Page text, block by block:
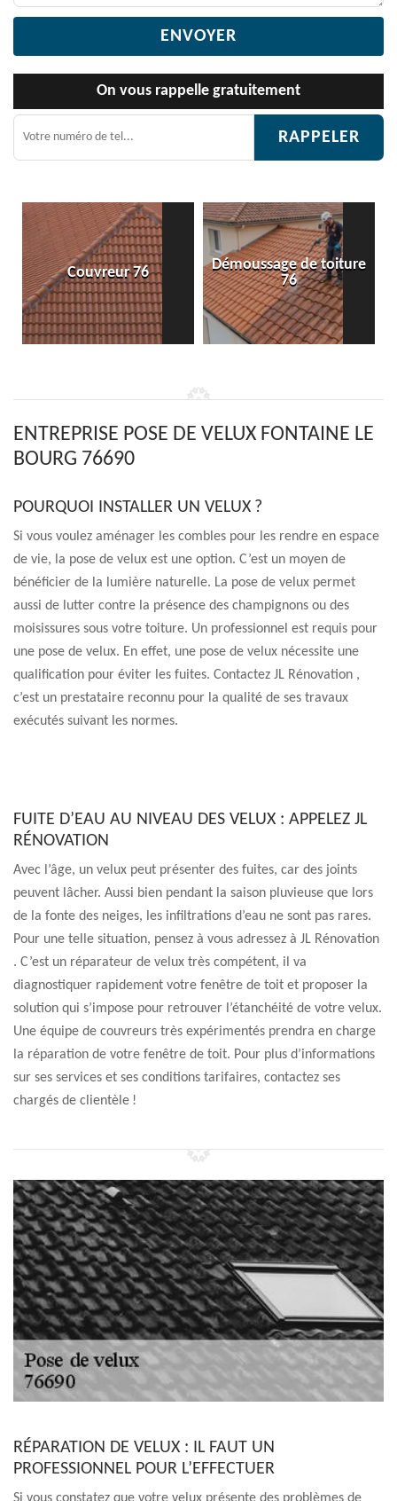
On vous rappelle gratuitement
Couvreur 76
Démoussage de toiture
76
ENTREPRISE POSE DE VELUX FONTAINE LE
BOURG 76690
POURQUOI INSTALLER UN VELUX ?
Si vous voulez aménager les combles pour les rendre en espace
de vie, la pose de velux est une option. C’est un moyen de
bénéficier de la lumière naturelle. La pose de velux permet
aussi de lutter contre la présence des champignons ou des
moisissures sous votre toiture. Un professionnel est requis pour
une pose de velux. En effet, une pose de velux nécessite une
qualification pour éviter les fuites. Contactez JL Rénovation ,
c’est un prestataire reconnu pour la qualité de ses travaux
exécutés suivant les normes.
FUITE D’EAU AU NIVEAU DES VELUX : APPELEZ JL
RÉNOVATION
Avec l’âge, un velux peut présenter des fuites, car des joints
peuvent lâcher. Aussi bien pendant la saison pluvieuse que lors
de la fonte des neiges, les infiltrations d’eau ne sont pas rares.
Pour une telle situation, pensez à vous adressez à JL Rénovation
. C’est un réparateur de velux très compétent, il va
diagnostiquer rapidement votre fenêtre de toit et proposer la
solution qui s’impose pour retrouver l’étanchéité de votre velux.
Une équipe de couvreurs très expérimentés prendra en charge
la réparation de votre fenêtre de toit. Pour plus d’informations
sur ses services et ses conditions tarifaires, contactez ses
chargés de clientèle !
RÉPARATION DE VELUX : IL FAUT UN
PROFESSIONNEL POUR L’EFFECTUER